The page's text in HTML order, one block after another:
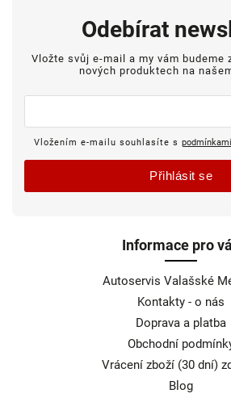
Informace pro
Autoservis Valašské
Kontakty - o nás
Doprava a platba
Obchodní
Vrácení zboží (30 dní)
Blog
Odebírat
Vložte svůj e-mail a my vám budeme
nových produktech na
Vložením e-mailu souhlasíte s
Přihlásit se